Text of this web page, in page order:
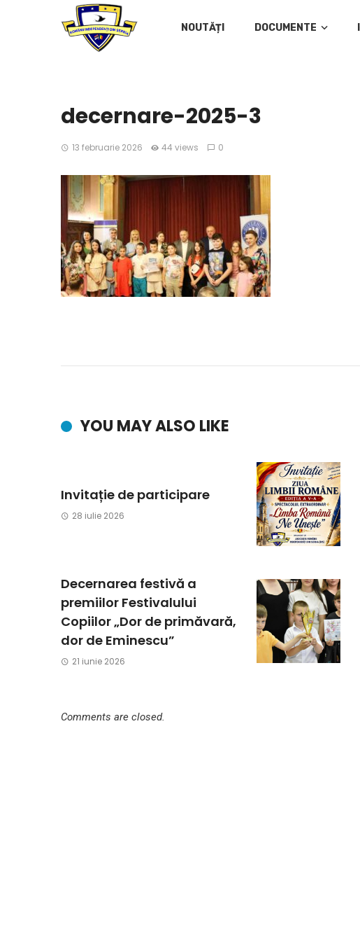
NOUTĂȚI DOCUMENTE
decernare-2025-3
13 februarie 2026 44 views 0
YOU MAY ALSO LIKE
Invitație de participare
28 iulie 2026
Decernarea festivă a
premiilor Festivalului
Copiilor „Dor de primăvară,
dor de Eminescu”
21 iunie 2026
Comments are closed.